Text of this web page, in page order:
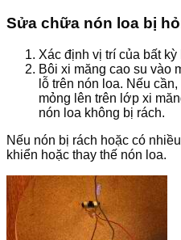
Sửa chữa nón loa bị
Xác định vị trí của bất
Bôi xi măng cao su vào
lỗ trên nón loa. Nếu
mỏng lên trên lớp xi
nón loa không bị rách.
Nếu nón bị rách hoặc có
khiển hoặc thay thế nón loa.